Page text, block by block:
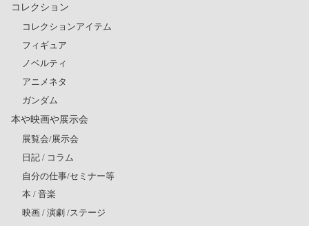
コレクション
コレクションアイテム
フィギュア
ノベルティ
アニメネタ
ガンダム
本や映画や展示会
展覧会/展示会
日記 / コラム
自分の仕事/セミナー等
本 / 音楽
映画 / 演劇 /ステージ